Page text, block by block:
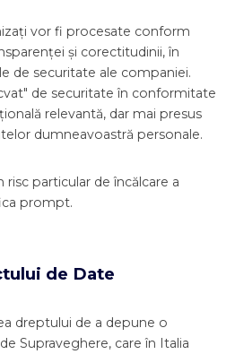
vor fi procesate conform
și corectitudinii, în
de securitate ale companiei.
de securitate în conformitate
relevantă, dar mai presus
dumneavoastră personale.
risc particular de încălcare a
prompt.
de Date
dreptului de a depune o
Supraveghere, care în Italia